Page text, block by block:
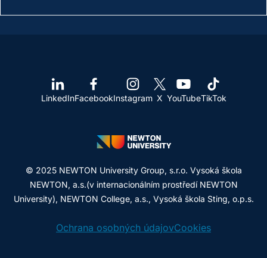
LinkedInFacebookInstagram X YouTubeTikTok
© 2025 NEWTON University Group, s.r.o. Vysoká škola
NEWTON, a.s.(v internacionálním prostředí NEWTON
University), NEWTON College, a.s., Vysoká škola Sting, o.p.s.
Ochrana osobných údajovCookies